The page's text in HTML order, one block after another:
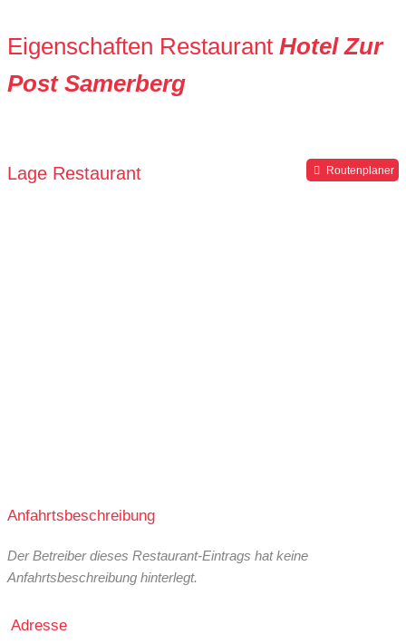
Eigenschaften Restaurant Hotel Zur
Post Samerberg
Lage Restaurant Routenplaner
Anfahrtsbeschreibung
Der Betreiber dieses Restaurant-Eintrags hat keine
Anfahrtsbeschreibung hinterlegt.
Adresse